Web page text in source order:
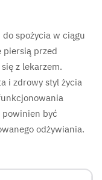
spożycia w ciągu
piersią przed
z lekarzem.
i zdrowy styl życia
być
odżywiania.